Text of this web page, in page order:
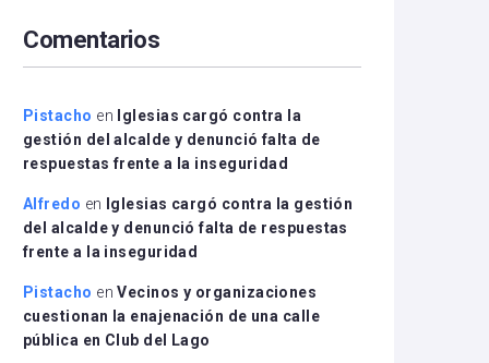
disminuir
el
Comentarios
Pistacho en
Iglesias cargó contra la
gestión del alcalde y denunció falta de
respuestas frente a la inseguridad
Alfredo en
Iglesias cargó contra la gestión
del alcalde y denunció falta de respuestas
frente a la inseguridad
Pistacho enVecinos y organizaciones
cuestionan la enajenación de una calle
pública en Club del Lago